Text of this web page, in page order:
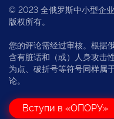
© 2023 全俄罗斯中小型企
版权所有。
您的评论需经过审核。根据
含有脏话和（或）人身攻击
为点、破折号等符号同样属
论。
Вступи в «ОПОРУ»